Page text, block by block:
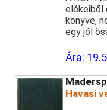
elékeiből
könyve,
egy jól
Ára:
Havasi